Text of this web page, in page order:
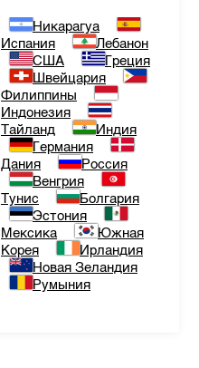
Никарагуа
Испания
Лебанон
США
Греция
Швейцария
Филиппины
Индонезия
Тайланд
Индия
Германия
Дания
Россия
Венгрия
Тунис
Болгария
Эстония
Мексика
Южная
Корея
Ирландия
Новая Зеландия
Румыния